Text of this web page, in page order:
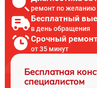
ремонт по желанию
Бесплатный
в день обращения
Срочный
от 35 минут
Бесплатная
специалистом